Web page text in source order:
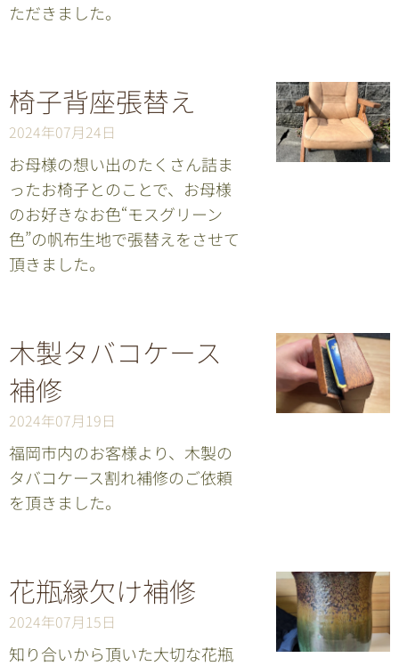
ただきました。
椅子背座張替え
2024年07月24日
お母様の想い出のたくさん詰ま
ったお椅子とのことで、お母様
のお好きなお色“モスグリーン
色”の帆布生地で張替えをさせて
頂きました。
木製タバコケース
補修
2024年07月19日
福岡市内のお客様より、木製の
タバコケース割れ補修のご依頼
を頂きました。
花瓶縁欠け補修
2024年07月15日
知り合いから頂いた大切な花瓶